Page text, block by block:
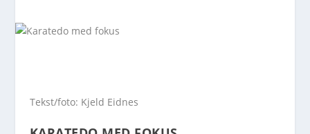
Tekst/foto: Kjeld Eidnes